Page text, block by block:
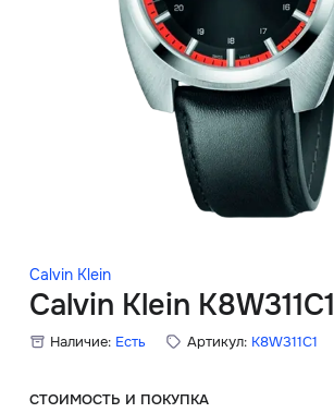
Calvin Klein
Calvin Klein K8W311C1
Наличие: Есть Артикул: K8W311C1
СТОИМОСТЬ И ПОКУПКА
Каталог
Мужские часы
Женские часы
Скидки
Главная
О нас